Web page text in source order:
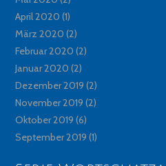
April 2020 (1)
März 2020 (2)
Februar 2020 (2)
Januar 2020 (2)
Dezember 2019 (2)
November 2019 (2)
Oktober 2019 (6)
September 2019 (1)